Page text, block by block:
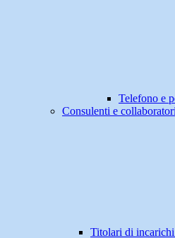
Telefono e
Consulenti e collaboratori
Titolari di